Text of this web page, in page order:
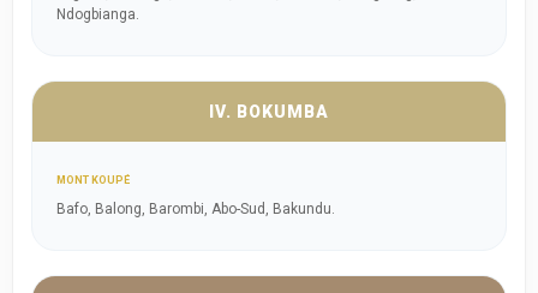
Ndogbianga.
IV. BOKUMBA
MONT KOUPÉ
Bafo, Balong, Barombi, Abo-Sud, Bakundu.